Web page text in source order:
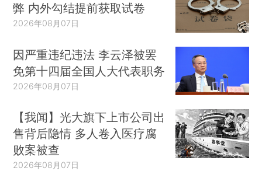
弊 内外勾结提前获取试卷
2026年08月07日
因严重违纪违法 李云泽被罢
免第十四届全国人大代表职务
2026年08月07日
【我闻】光大旗下上市公司出
售背后隐情 多人卷入医疗腐
败案被查
2026年08月07日